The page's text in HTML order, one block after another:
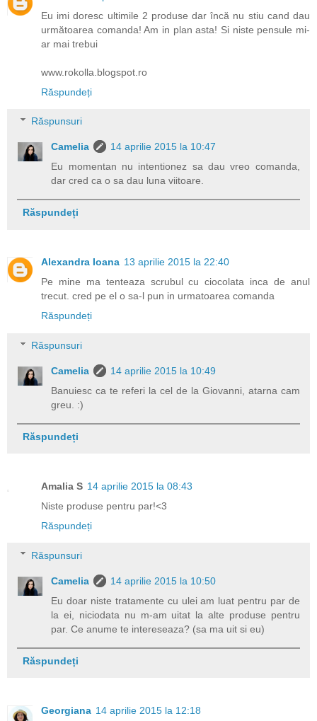
Eu imi doresc ultimile 2 produse dar încă nu stiu cand dau
următoarea comanda! Am in plan asta! Si niste pensule mi-
ar mai trebui
www.rokolla.blogspot.ro
Răspundeți
Răspunsuri
Camelia
14 aprilie 2015 la 10:47
Eu momentan nu intentionez sa dau vreo comanda,
dar cred ca o sa dau luna viitoare.
Răspundeți
Alexandra Ioana 13 aprilie 2015 la 22:40
Pe mine ma tenteaza scrubul cu ciocolata inca de anul
trecut. cred pe el o sa-l pun in urmatoarea comanda
Răspundeți
Răspunsuri
Camelia
14 aprilie 2015 la 10:49
Banuiesc ca te referi la cel de la Giovanni, atarna cam
greu. :)
Răspundeți
Amalia S 14 aprilie 2015 la 08:43
Niste produse pentru par!<3
Răspundeți
Răspunsuri
Camelia
14 aprilie 2015 la 10:50
Eu doar niste tratamente cu ulei am luat pentru par de
la ei, niciodata nu m-am uitat la alte produse pentru
par. Ce anume te intereseaza? (sa ma uit si eu)
Răspundeți
Georgiana 14 aprilie 2015 la 12:18